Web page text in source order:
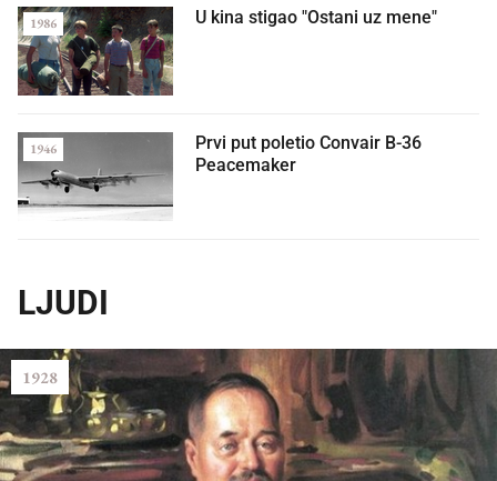
U kina stigao "Ostani uz mene"
1986
Prvi put poletio Convair B-36
Peacemaker
1946
LJUDI
1928